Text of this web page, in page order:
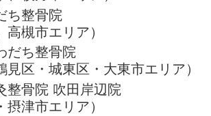
ち整骨院
高槻市エリア）
だち整骨院
見区・城東区・大東市エリア）
整骨院 吹田岸辺院
摂津市エリア）